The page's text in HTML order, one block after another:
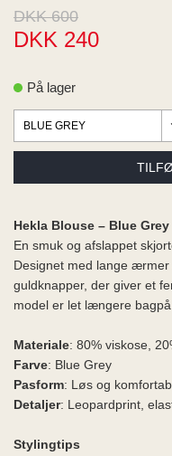
MODA
DKK 600
DKK 240
På lager
Hekla Blouse – Blue Grey
En smuk og afslappet
Designet med lange
guldknapper, der giver et
model er let længere
Materiale: 80% viskose,
Farve: Blue Grey
Pasform: Løs og
Detaljer: Leopardprint,
Stylingtips